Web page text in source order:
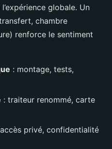
globale. Un
chambre
renforce le sentiment
: montage, tests,
: traiteur renommé, carte
privé, confidentialité